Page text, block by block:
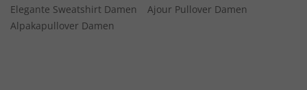
Elegante Sweatshirt Damen
Ajour Pullover Damen
Alpakapullover Damen